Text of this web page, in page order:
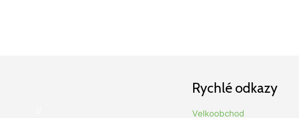
Rychlé odkazy
Velkoobchod